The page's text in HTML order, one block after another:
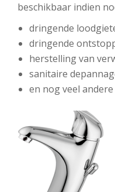
beschikbaar indien
dringende
dringende
herstelling van
sanitaire
en nog veel